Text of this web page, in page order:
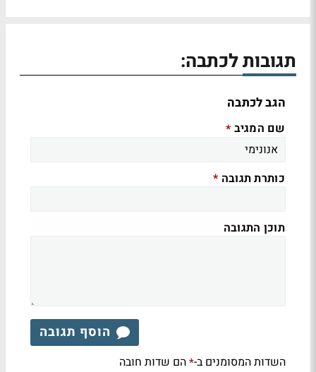
תגובות לכתבה:
הגב לכתבה
שם המגיב *
כותרת תגובה *
תוכן התגובה
הוסף תגובה
השדות המסומנים ב-*הם שדות חובה